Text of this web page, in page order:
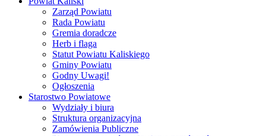
Zarząd Powiatu
Rada Powiatu
Gremia doradcze
Herb i flaga
Statut Powiatu Kaliskiego
Gminy Powiatu
Godny Uwagi!
Ogłoszenia
Starostwo Powiatowe
Wydziały i biura
Struktura organizacyjna
Zamówienia Publiczne